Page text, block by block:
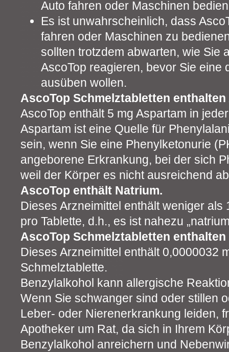
Auto fahren oder Maschinen
Es ist unwahrscheinlich, dass
fahren oder Maschinen zu
sollten trotzdem abwarten, wie Sie
AscoTop reagieren, bevor Sie eine
ausüben wollen.
AscoTop Schmelztabletten
AscoTop enthält 5 mg Aspartam in
Aspartam ist eine Quelle für
sein, wenn Sie eine Phenylketonurie
angeborene Erkrankung, bei der sich
weil der Körper es nicht ausreichend
AscoTop enthält Natrium.
Dieses Arzneimittel enthält weniger als
pro Tablette, d.h., es ist nahezu
AscoTop Schmelztabletten
Dieses Arzneimittel enthält 0,0000032
Schmelztablette.
Benzylalkohol kann allergische
Wenn Sie schwanger sind oder stillen
Leber- oder Nierenerkrankung leiden,
Apotheker um Rat, da sich in Ihrem
Benzylalkohol anreichern und